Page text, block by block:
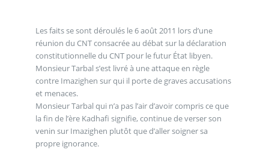
Les faits se sont déroulés le 6 août 2011 lors d’une
réunion du CNT consacrée au débat sur la déclaration
constitutionnelle du CNT pour le futur État libyen.
Monsieur Tarbal s’est livré à une attaque en règle
contre Imazighen sur qui il porte de graves accusations
et menaces.
Monsieur Tarbal qui n’a pas l’air d’avoir compris ce que
la fin de l’ère Kadhafi signifie, continue de verser son
venin sur Imazighen plutôt que d’aller soigner sa
propre ignorance.